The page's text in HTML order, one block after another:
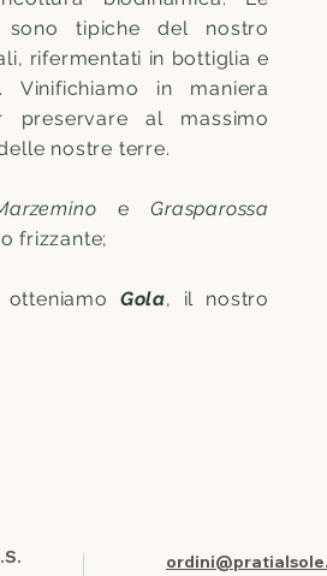
tipiche del nostro
rifermentati in bottiglia e
in maniera
al massimo
nostre terre.
eGrasparossa
frizzante;
otteniamo Gola, il nostro
S.